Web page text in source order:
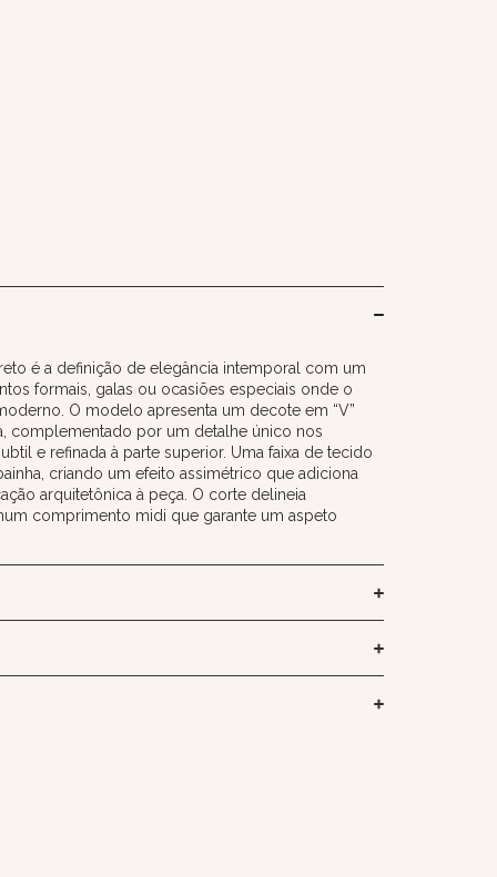
é a definição de elegância intemporal com um
formais, galas ou ocasiões especiais onde o
O modelo apresenta um decote em “V”
complementado por um detalhe único nos
e refinada à parte superior. Uma faixa de tecido
criando um efeito assimétrico que adiciona
arquitetônica à peça. O corte delineia
comprimento midi que garante um aspeto